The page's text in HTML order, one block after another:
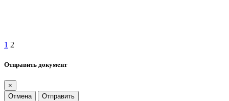
1 2
Отправить документ
×
Отмена
Отправить